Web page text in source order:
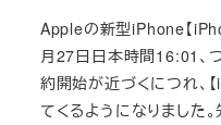
Appleの新型iPhone【
月27日日本時間16:01、
約開始が近づくにつれ、
てくるようになりました